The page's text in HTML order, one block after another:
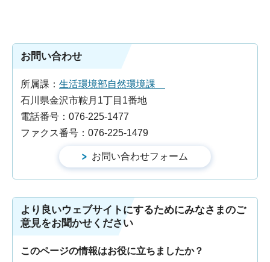
お問い合わせ
所属課： 生活環境部自然環境課
石川県金沢市鞍月1丁目1番地
電話番号：076-225-1477
ファクス番号：076-225-1479
より良いウェブサイトにするためにみなさまのご
意見をお聞かせください
このページの情報はお役に立ちましたか？